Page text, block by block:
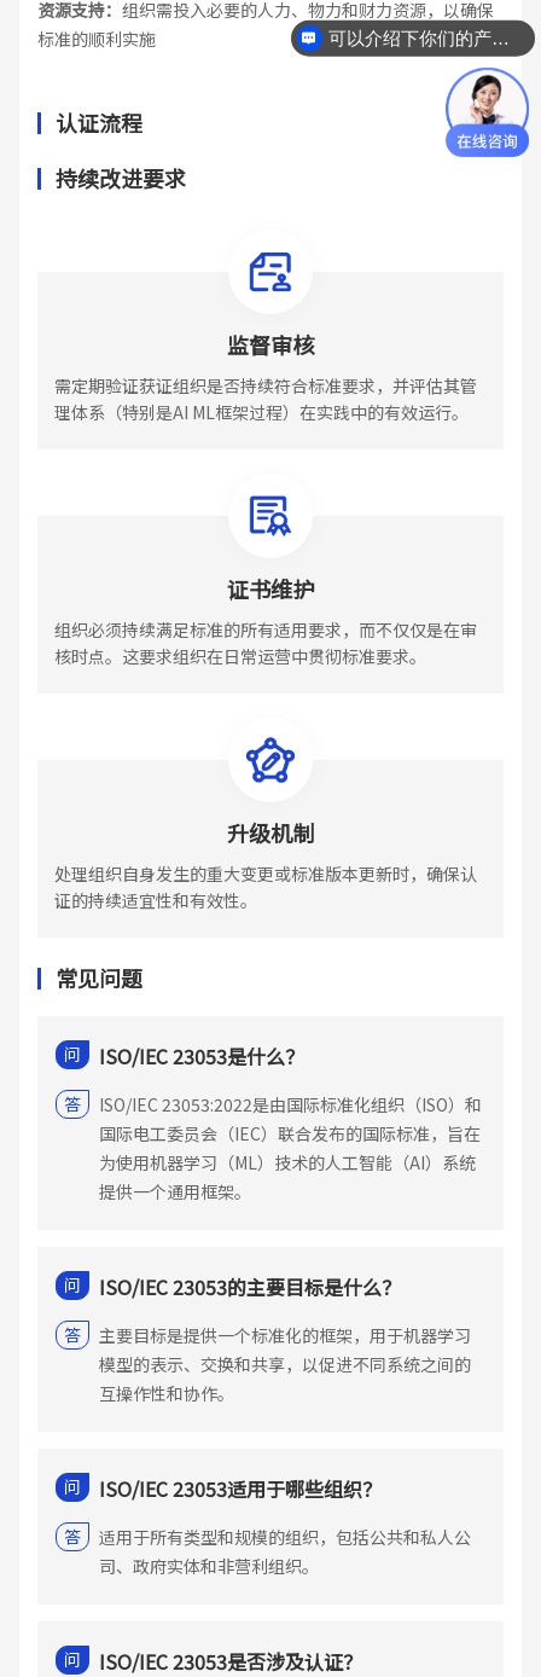
资源支持： 组织需投入必要的人力、物力和财力资源，以确保
标准的顺利实施
认证流程
持续改进要求
监督审核
需定期验证获证组织是否持续符合标准要求，并评估其管
理体系（特别是AI ML框架过程）在实践中的有效运行。
证书维护
组织必须持续满足标准的所有适用要求，而不仅仅是在审
核时点。这要求组织在日常运营中贯彻标准要求。
升级机制
处理组织自身发生的重大变更或标准版本更新时，确保认
证的持续适宜性和有效性。
常见问题
问 ISO/IEC 23053是什么？
答
ISO/IEC 23053:2022是由国际标准化组织（ISO）和
国际电工委员会（IEC）联合发布的国际标准，旨在
为使用机器学习（ML）技术的人工智能（AI）系统
提供一个通用框架。
问 ISO/IEC 23053的主要目标是什么？
答
主要目标是提供一个标准化的框架，用于机器学习
模型的表示、交换和共享，以促进不同系统之间的
互操作性和协作。
问 ISO/IEC 23053适用于哪些组织？
答
适用于所有类型和规模的组织，包括公共和私人公
司、政府实体和非营利组织。
问 ISO/IEC 23053是否涉及认证？
可以介绍下你们的产品么